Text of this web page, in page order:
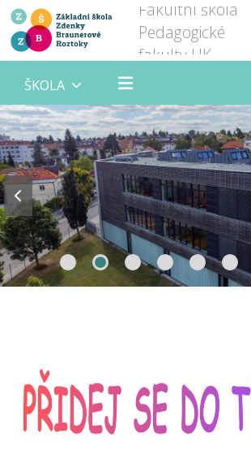
Fakultní škola
Pedagogické
fakulty UK
ŠKOLA